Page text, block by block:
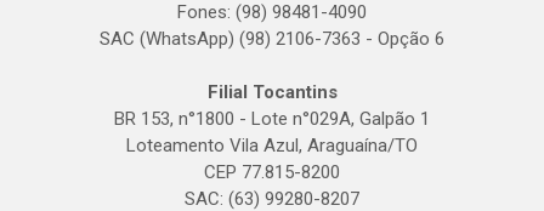
Fones: (98) 98481-4090
SAC (WhatsApp) (98) 2106-7363 - Opção 6
Filial Tocantins
BR 153, n°1800 - Lote n°029A, Galpão 1
Loteamento Vila Azul, Araguaína/TO
CEP 77.815-8200
SAC: (63) 99280-8207